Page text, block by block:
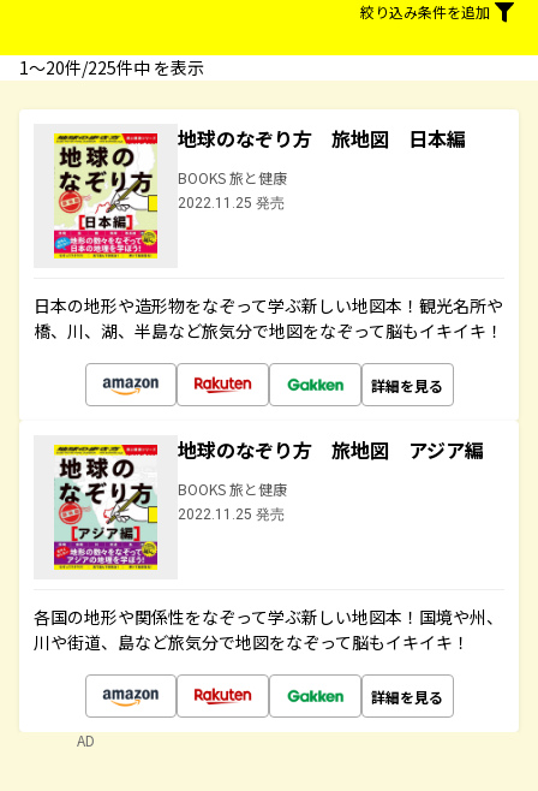
絞り込み条件を追加
1〜20件/225件中 を表示
地球のなぞり方 旅地図 日本編
BOOKS 旅と健康
2022.11.25 発売
日本の地形や造形物をなぞって学ぶ新しい地図本！観光名所や
橋、川、湖、半島など旅気分で地図をなぞって脳もイキイキ！
詳細を見る
地球のなぞり方 旅地図 アジア編
BOOKS 旅と健康
2022.11.25 発売
各国の地形や関係性をなぞって学ぶ新しい地図本！国境や州、
川や街道、島など旅気分で地図をなぞって脳もイキイキ！
詳細を見る
AD